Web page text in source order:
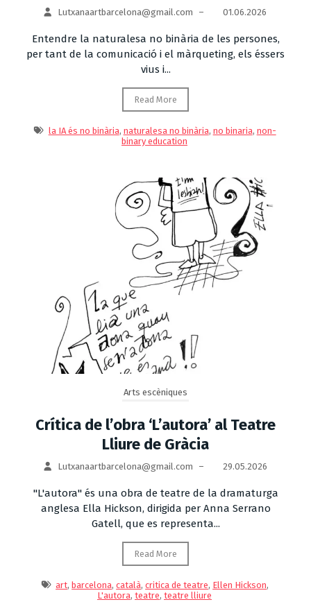
Lutxanaartbarcelona@gmail.com – 01.06.2026
Entendre la naturalesa no binària de les persones,
per tant de la comunicació i el màrqueting, els éssers
vius i...
Read More
la IA és no binària, naturalesa no binària, no binaria, non-
binary education
Arts escèniques
Crítica de l’obra ‘L’autora’ al Teatre
Lliure de Gràcia
Lutxanaartbarcelona@gmail.com – 29.05.2026
"L'autora" és una obra de teatre de la dramaturga
anglesa Ella Hickson, dirigida per Anna Serrano
Gatell, que es representa...
Read More
art, barcelona,català,critica de teatre, Ellen Hickson,
L'autora, teatre, teatre lliure